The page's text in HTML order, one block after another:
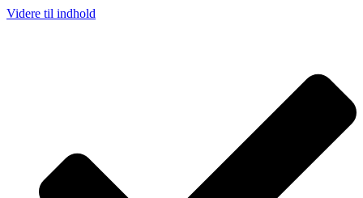
Videre til indhold